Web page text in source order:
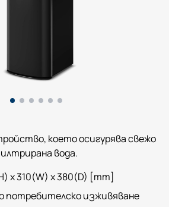
което осигурява свежo
вода.
x 310(W) x 380(D) [mm]
потребителско изживяване